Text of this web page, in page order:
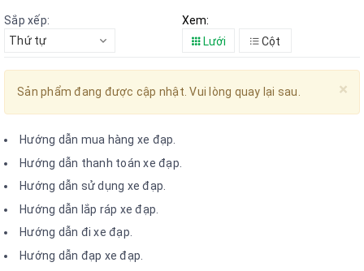
Sắp xếp:
Thứ tự
Xem:
Lưới
Cột
×
Sản phẩm đang được cập nhật. Vui lòng quay lại sau.
Hướng dẫn mua hàng xe đạp.
Hướng dẫn thanh toán xe đạp.
Hướng dẫn sử dụng xe đạp.
Hướng dẫn lắp ráp xe đạp.
Hướng dẫn đi xe đạp.
Hướng dẫn đạp xe đạp.